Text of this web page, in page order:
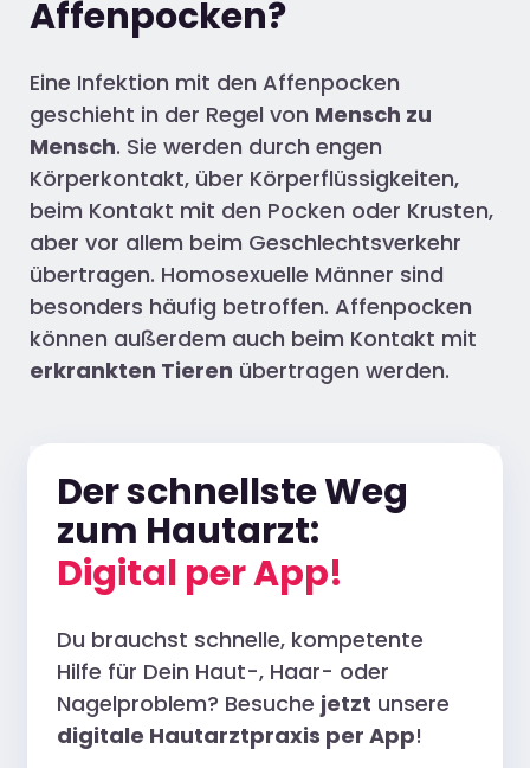
Affenpocken?
Eine Infektion mit den Affenpocken
geschieht in der Regel von Mensch zu
Mensch. Sie werden durch engen
Körperkontakt, über Körperflüssigkeiten,
beim Kontakt mit den Pocken oder Krusten,
aber vor allem beim Geschlechtsverkehr
übertragen. Homosexuelle Männer sind
besonders häufig betroffen. Affenpocken
können außerdem auch beim Kontakt mit
erkrankten Tieren übertragen werden.
Der schnellste Weg
zum Hautarzt:
Digital per App!
Du brauchst schnelle, kompetente
Hilfe für Dein Haut-, Haar- oder
Nagelproblem? Besuche jetzt unsere
digitale Hautarztpraxis per App!